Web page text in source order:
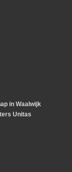
in Waalwijk
Unitas